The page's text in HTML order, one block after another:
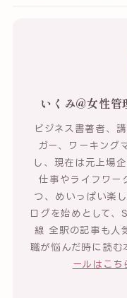
いくみ@女性管
ビジネス書著者、
ガー、ワーキン
し、現在は元上場
仕事やライフワー
つ、めいっぱい楽
ログを始めとして、
線 全駅の記事も人
職が悩んだ時に読
ールはこち